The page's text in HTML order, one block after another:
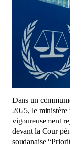
Dans un
2025, le ministère
vigoureusement
devant la Cour
soudanaise